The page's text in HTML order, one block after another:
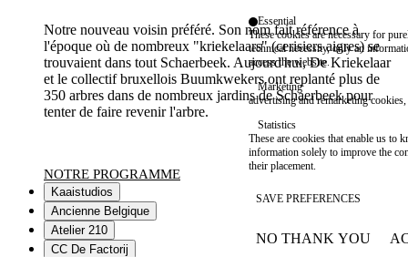
Notre nouveau voisin préféré. Son nom fait référence à
l'époque où de nombreux "kriekelaars" (cerisiers aigres) se
trouvaient dans tout Schaerbeek. Aujourd'hui, De Kriekelaar
et le collectif bruxellois Buumkwekers ont replanté plus de
350 arbres dans de nombreux jardins de Schaerbeek pour
tenter de faire revenir l'arbre.
NOTRE PROGRAMME
Kaaistudios
Ancienne Belgique
Atelier 210
CC De Factorij
Essential
These cookies are necessary for
technical necessity, only an
access the website.
Marketing
advertising and remarketing cookies,
Statistics
These are cookies that enable us to
information solely to improve the
their placement.
SAVE PREFERENCES
NO THANK YOU
WITHDRAW